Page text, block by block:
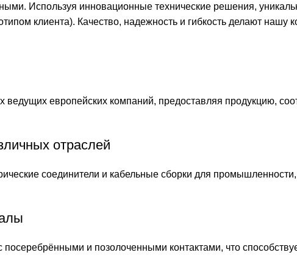
Используя инновационные технические решения,
клиента). Качество, надежность и гибкость делают
ведущих европейских компаний, предоставляя продукцию,
отраслей
соединители и кабельные сборки для
посеребрёнными и позолоченными контактами, что